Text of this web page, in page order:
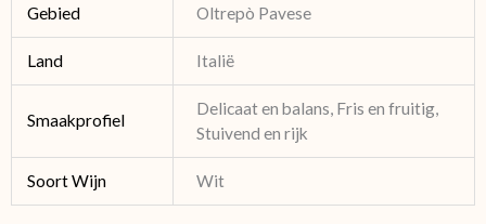
Gebied Oltrepò Pavese
Land Italië
Smaakprofiel
Delicaat en balans, Fris en fruitig,
Stuivend en rijk
Soort Wijn Wit